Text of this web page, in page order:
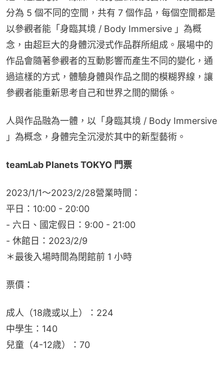
分為 5 個不同的空間，共有 7 個作品，每個空間都是
以參觀者能「身臨其境 / Body Immersive 」為概
念，由超巨大的身體沉浸式作品群所組成。展場中的
作品會隨著參觀者的互動影響而產生不同的變化，通
過這樣的方式，體驗身體與作品之間的模糊界線，讓
參觀者能重新思考自己和世界之間的關係。
人與作品融為一體，以「身臨其境 / Body Immersive
」為概念，身體完全沉浸於其中的新型藝術。
teamLab Planets TOKYO 門票
2023/1/1～2023/2/28營業時間：
平日：10:00 - 20:00
- 六日、國定假日：9:00 - 21:00
- 休館日：2023/2/9
＊最後入場時間為閉館前 1 小時
票價：
成人（18歳或以上）：224
中學生：140
兒童（4-12歳）：70